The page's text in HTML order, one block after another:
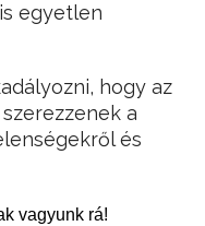
egyetlen
hogy az
a
és
vagyunk rá!